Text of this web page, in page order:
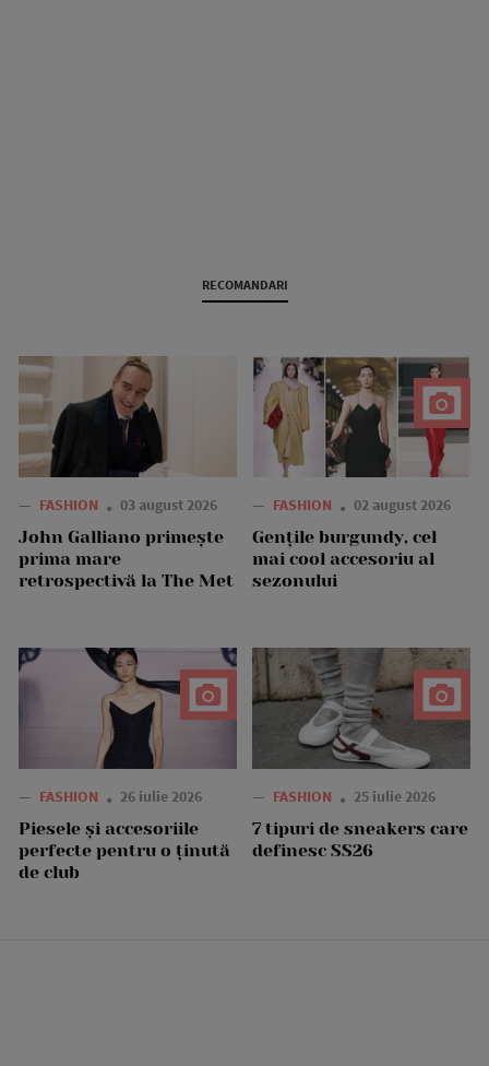
RECOMANDARI
— FASHION 03 august 2026
John Galliano primește
prima mare
retrospectivă la The Met
— FASHION 02 august 2026
Gențile burgundy, cel
mai cool accesoriu al
sezonului
— FASHION 26 iulie 2026
Piesele și accesoriile
perfecte pentru o ținută
de club
— FASHION 25 iulie 2026
7 tipuri de sneakers care
definesc SS26